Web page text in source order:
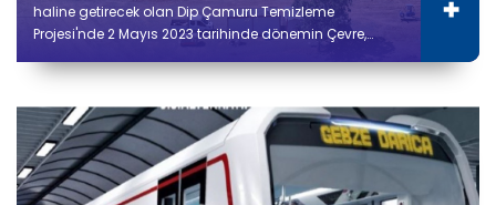
haline getirecek olan Dip Çamuru Temizleme
Projesi'nde 2 Mayıs 2023 tarihinde dönemin Çevre,
katılımıyla ilk çamur çekimi gerçekleştirildi.